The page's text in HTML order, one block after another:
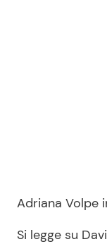
Adriana Volpe
Si legge su